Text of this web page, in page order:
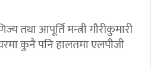
तथा आपूर्ति मन्त्री गौरीकुमारी
कुनै पनि हालतमा एलपीजी